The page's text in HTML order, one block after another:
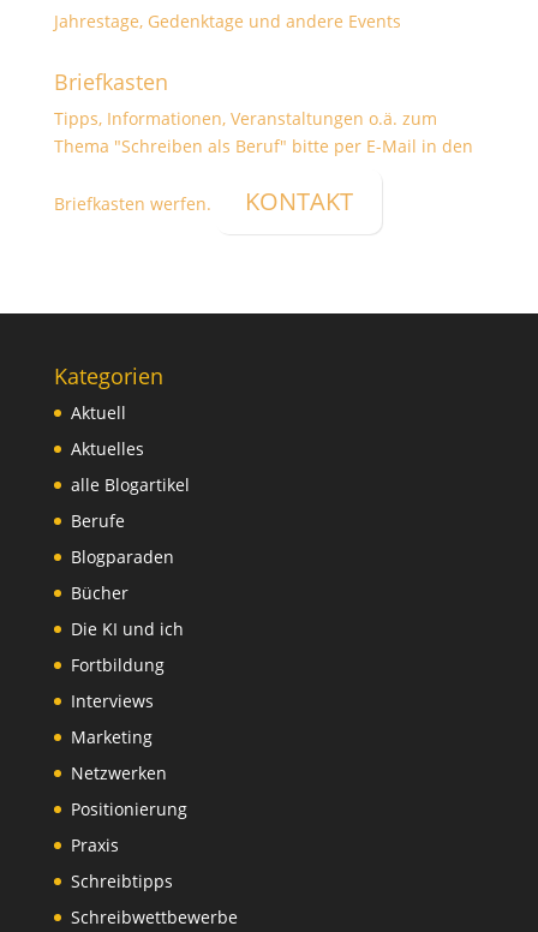
Jahrestage, Gedenktage und andere Events
Briefkasten
Tipps, Informationen, Veranstaltungen o.ä. zum
Thema "Schreiben als Beruf" bitte per E-Mail in den
Briefkasten werfen. KONTAKT
Kategorien
Aktuell
Aktuelles
alle Blogartikel
Berufe
Blogparaden
Bücher
Die KI und ich
Fortbildung
Interviews
Marketing
Netzwerken
Positionierung
Praxis
Schreibtipps
Schreibwettbewerbe